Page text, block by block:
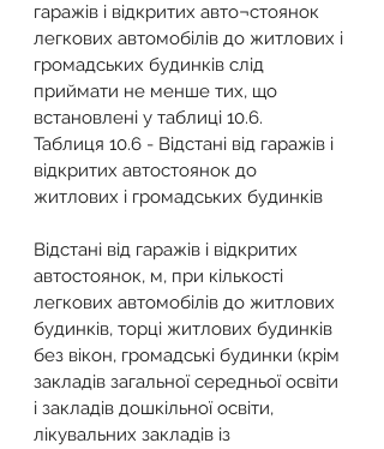
гаражів і відкритих авто¬стоянок
легкових автомобілів до житлових і
громадських будинків слід
приймати не менше тих, що
встановлені у таблиці 10.6.
Таблиця 10.6 - Відстані від гаражів і
відкритих автостоянок до
житлових і громадських будинків
Відстані від гаражів і відкритих
автостоянок, м, при кількості
легкових автомобілів до житлових
будинків, торці житлових будинків
без вікон, громадські будинки (крім
закладів загальної середньої освіти
і закладів дошкільної освіти,
лікувальних закладів із